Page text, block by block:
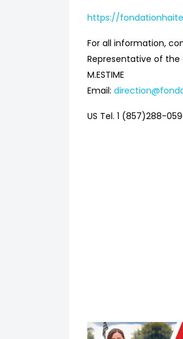
https://
For all information,
Representative of
M.ESTIME
Email:
US Tel. 1 (857)288-